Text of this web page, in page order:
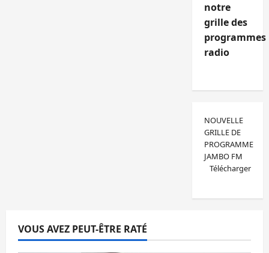
notre
grille des
programmes
radio
NOUVELLE
GRILLE DE
PROGRAMME
JAMBO FM
Télécharger
VOUS AVEZ PEUT-ÊTRE RATÉ